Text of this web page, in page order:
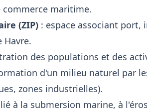
maritime.
(ZIP): espace associant port,
Havre.
des populations et des
d'un milieu naturel par
zones industrielles).
à la submersion marine, à